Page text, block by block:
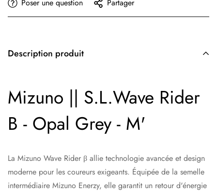
Poser une question Partager
Description produit
Mizuno || S.L.Wave Rider
B - Opal Grey - M'
La Mizuno Wave Rider β allie technologie avancée et design
moderne pour les coureurs exigeants. Équipée de la semelle
intermédiaire Mizuno Enerzy, elle garantit un retour d'énergie